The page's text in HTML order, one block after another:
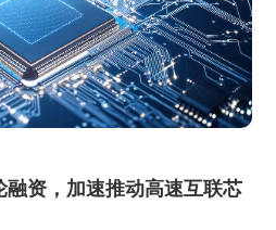
资，加速推动高速互联芯